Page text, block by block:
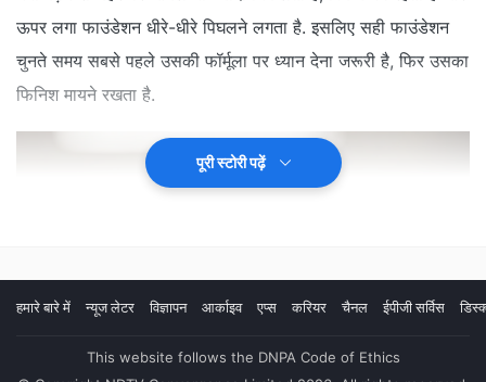
ऊपर लगा फाउंडेशन धीरे-धीरे पिघलने लगता है. इसलिए सही फाउंडेशन
चुनते समय सबसे पहले उसकी फॉर्मूला पर ध्यान देना जरूरी है, फिर उसका
फिनिश मायने रखता है.
पूरी स्टोरी पढ़ें
हमारे बारे में न्यूज लेटर विज्ञापन आर्काइव एप्स करियर चैनल ईपीजी सर्विस
This website follows the DNPA Code of Ethics